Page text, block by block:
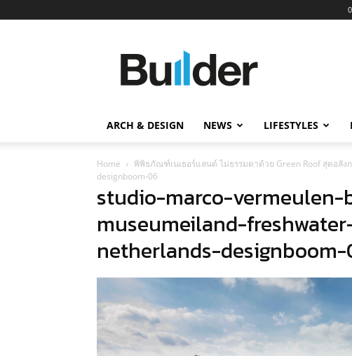
ข่าว
ก่อสร้าง
ARCH & DESIGN NEWS LIFESTYLES
Home พิพิธภัณฑ์เนเธอร์แลนด์ ไม่ธรรมดาด้วย Green Roof สุดอลังก
designboom-06
studio-marco-vermeulen-
museumeiland-
netherlands-